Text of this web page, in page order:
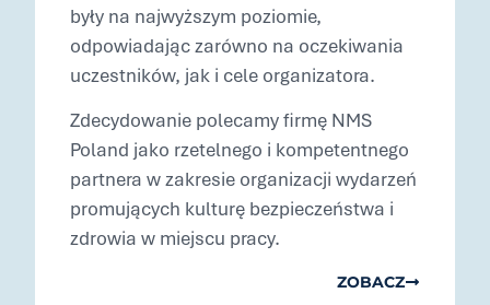
były na najwyższym poziomie,
odpowiadając zarówno na oczekiwania
uczestników, jak i cele organizatora.
Zdecydowanie polecamy firmę NMS
Poland jako rzetelnego i kompetentnego
partnera w zakresie organizacji wydarzeń
promujących kulturę bezpieczeństwa i
zdrowia w miejscu pracy.
ZOBACZ